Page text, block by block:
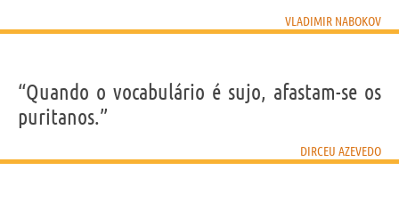
VLADIMIR NABOKOV
“Quando o vocabulário é sujo, afastam-se os
puritanos.”
DIRCEU AZEVEDO